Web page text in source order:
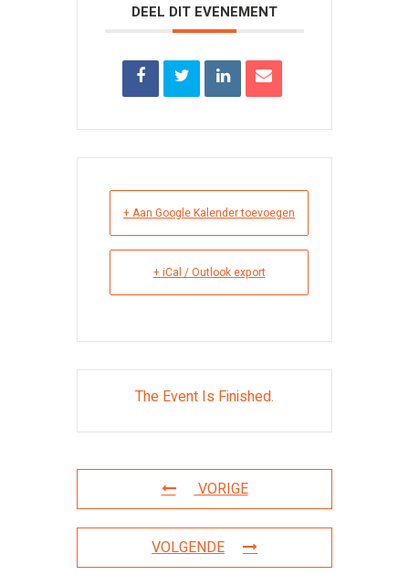
DEEL DIT EVENEMENT
+ Aan Google Kalender toevoegen
+ iCal / Outlook export
The Event Is Finished.
VORIGE
VOLGENDE